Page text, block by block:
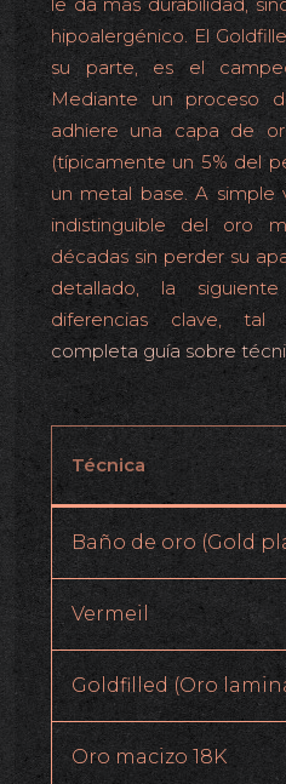
hipoalergénico. El
su parte, es el
Mediante un proceso
adhiere una capa de
(típicamente un 5% del
un metal base. A simple
indistinguible del oro
décadas sin perder su
detallado, la
diferencias clave, tal
completa guía sobre
Técnica
Baño de oro (Gold
Vermeil
Goldfilled (Oro
Oro macizo 18K